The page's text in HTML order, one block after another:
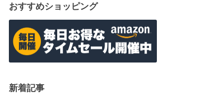
おすすめショッピング
新着記事